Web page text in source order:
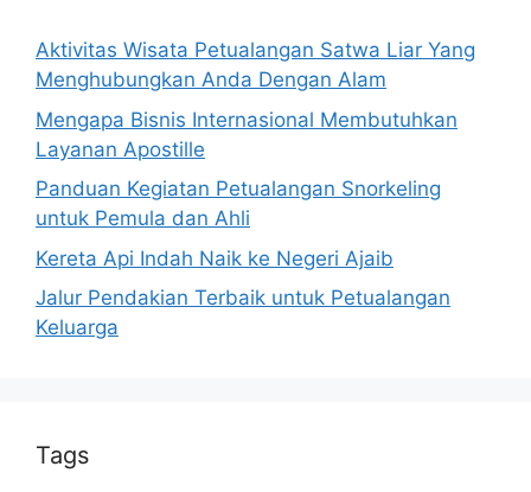
Aktivitas Wisata Petualangan Satwa Liar Yang
Menghubungkan Anda Dengan Alam
Mengapa Bisnis Internasional Membutuhkan
Layanan Apostille
Panduan Kegiatan Petualangan Snorkeling
untuk Pemula dan Ahli
Kereta Api Indah Naik ke Negeri Ajaib
Jalur Pendakian Terbaik untuk Petualangan
Keluarga
Tags